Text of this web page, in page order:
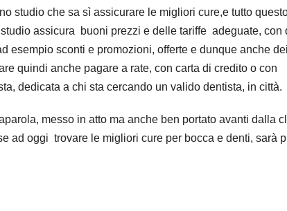
studio che sa sì assicurare le migliori cure,e tutto
assicura buoni prezzi e delle tariffe adeguate, con
esempio sconti e promozioni, offerte e dunque anche
quindi anche pagare a rate, con carta di credito o con
dedicata a chi sta cercando un valido dentista, in città.
messo in atto ma anche ben portato avanti dalla
ad oggi trovare le migliori cure per bocca e denti, sarà